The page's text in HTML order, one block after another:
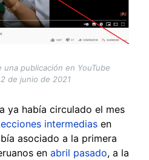
una publicación en YouTube
de junio de 2021
ya había circulado el mes
intermedias en
asociado a la primera
en abril pasado, a la